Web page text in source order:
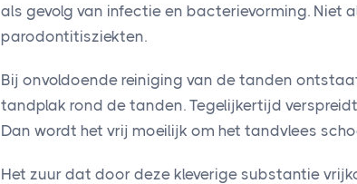
als gevolg van infectie en bacterievorming. Niet
parodontitisziekten.
Bij onvoldoende reiniging van de tanden
tandplak rond de tanden. Tegelijkertijd
Dan wordt het vrij moeilijk om het tandvlees
Het zuur dat door deze kleverige substantie